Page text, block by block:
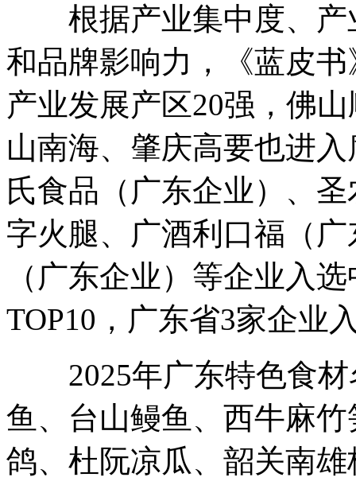
根据产业集中度、产
和品牌影响力，《蓝皮
产业发展产区20强，佛
山南海、肇庆高要也进
氏食品（广东企业）、
字火腿、广酒利口福（
（广东企业）等企业入
TOP10，广东省3家企业
2025年广东特色食材
鱼、台山鳗鱼、西牛麻
鸽、杜阮凉瓜、韶关南